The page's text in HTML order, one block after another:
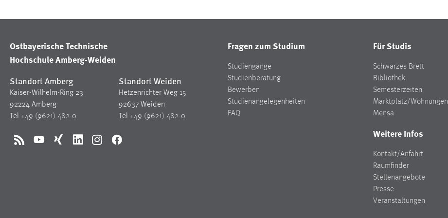
Ostbayerische Technische
Hochschule Amberg-Weiden
Standort Amberg
Kaiser-Wilhelm-Ring 23
92224 Amberg
Tel +49 (9621) 482-0
Standort Weiden
Hetzenrichter Weg 15
92637 Weiden
Tel +49 (9621) 482-0
RSS YouTubeXing LinkedInInstagramFacebook
Fragen zum Studium
Studiengänge
Studienberatung
Bewerben
Studienangelegenheiten
FAQ
Für Studis
Schwarzes Brett
Bibliothek
Semesterzeiten
Marktplatz/Wohnungen
Mensa
Weitere Infos
Kontakt/Anfahrt
Raumfinder
Stellenangebote
Presse
Veranstaltungen
Jahre, MIBEW_UserID = 1 Jahr
Name: fe_user, be_user, be_lastLoginProvider
Zweck:
Dieser Cookie ist notwendig um sich an
der Website einloggen zu können.
Cookie Laufzeit: 24 Stunden